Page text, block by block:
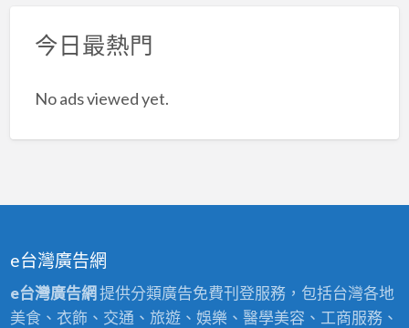
今日最熱門
No ads viewed yet.
e台灣廣告網
e台灣廣告網提供分類廣告免費刊登服務，包括台灣各地
美食、衣飾、交通、旅遊、娛樂、醫學美容、工商服務、